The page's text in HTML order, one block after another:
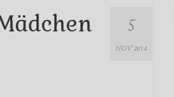
5
NOV 2014